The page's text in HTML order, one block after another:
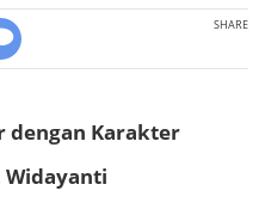
SHARE
dengan Karakter
Widayanti